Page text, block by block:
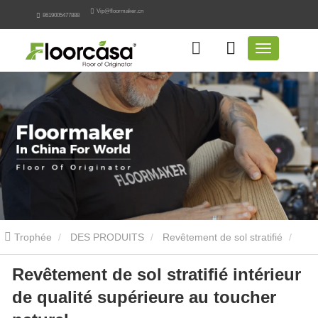
8619005477888
Vip@floormaker.cn
Trophée DES PRODUITS Revêtement de sol stratifié
Revêtement de sol stratifié intérieur de qualité supérieure au toucher
naturel
Revêtement de sol stratifié intérieur
de qualité supérieure au toucher